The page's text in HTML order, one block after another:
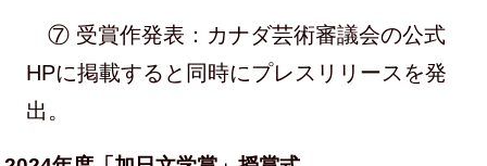
⑦ 受賞作発表：カナダ芸術審議会の公式
HPに掲載すると同時にプレスリリースを発
出。